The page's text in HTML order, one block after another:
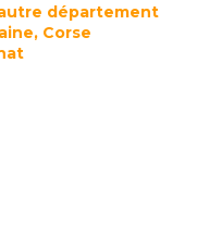
département
Corse